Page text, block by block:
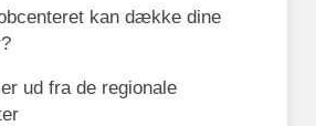
kan dække dine
ud fra de regionale